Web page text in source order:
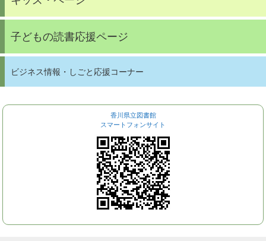
子どもの読書応援ページ
ビジネス情報・しごと応援コーナー
香川県立図書館
スマートフォンサイト